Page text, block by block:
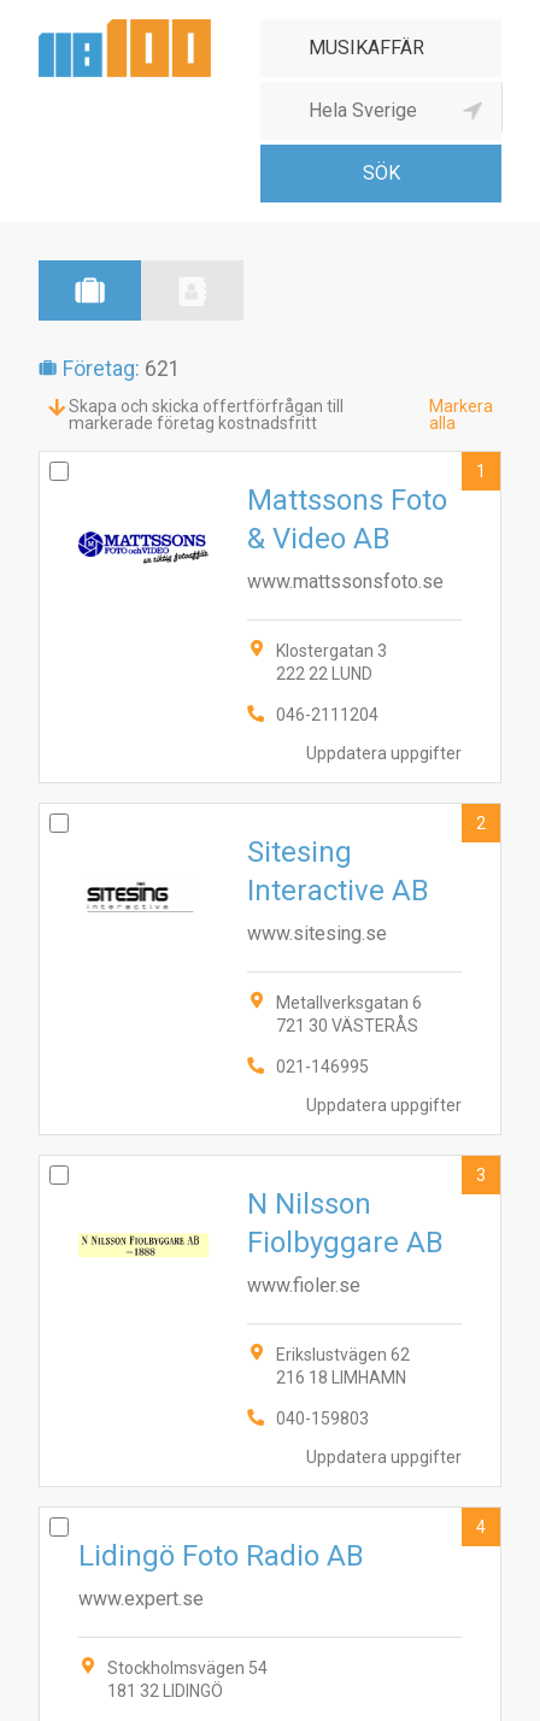
Musikaffär
Företag: 621
Skapa och skicka offertförfrågan till
markerade företag kostnadsfritt
Markera
alla
Uppdatera uppgifter
Mattssons Foto
& Video AB
www.mattssonsfoto.se
Klostergatan 3
222 22 LUND
046-2111204
1
Uppdatera uppgifter
Sitesing
Interactive AB
www.sitesing.se
Metallverksgatan 6
721 30 VÄSTERÅS
021-146995
2
Uppdatera uppgifter
N Nilsson
Fiolbyggare AB
www.fioler.se
Erikslustvägen 62
216 18 LIMHAMN
040-159803
3
Lidingö Foto Radio AB
www.expert.se
Stockholmsvägen 54
181 32 LIDINGÖ
4